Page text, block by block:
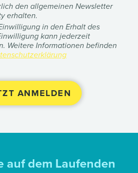
den allgemeinen Newsletter
erhalten.
in den Erhalt des
kann jederzeit
Weitere Informationen befinden
auf dem Laufenden